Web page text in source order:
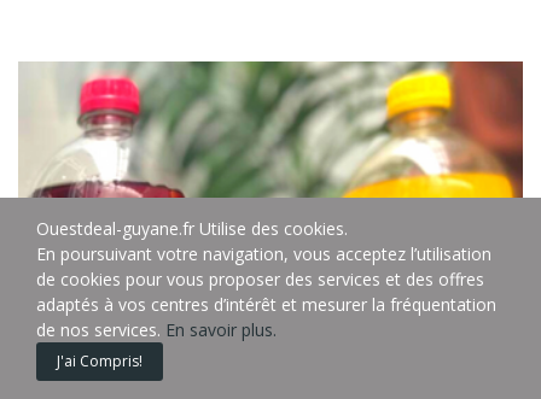
Ouestdeal-guyane.fr Utilise des cookies.
En poursuivant votre navigation, vous acceptez l’utilisation
de cookies pour vous proposer des services et des offres
adaptés à vos centres d’intérêt et mesurer la fréquentation
de nos services. En savoir plus.
J'ai Compris!
Accueil Panier